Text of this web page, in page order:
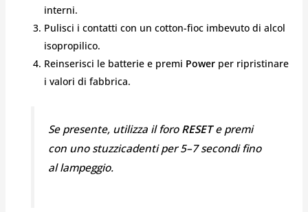
interni.
Pulisci i contatti con un cotton-fioc imbevuto di alcol
isopropilico.
Reinserisci le batterie e premi Powerper ripristinare
i valori di fabbrica.
Se presente, utilizza il foroRESETe premi
con uno stuzzicadenti per 5–7 secondi fino
al lampeggio.